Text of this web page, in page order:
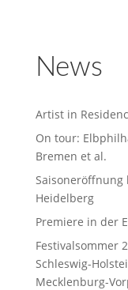
News
Artist in
On tour:
Bremen et al.
Saisoneröffnung
Heidelberg
Premiere in der
Festivalsommer
Schleswig-
Mecklenburg-